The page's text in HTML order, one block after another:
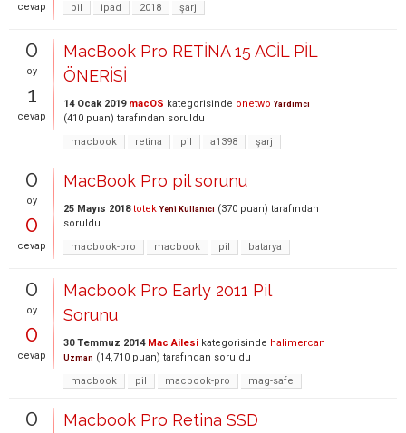
cevap
pil
ipad 2018 şarj
0
oy
1
cevap
MacBook Pro RETİNA 15 ACİL PİL
ÖNERİSİ
14 Ocak 2019 macOS kategorisinde onetwo Yardımcı
(410 puan) tarafından soruldu
macbook
retina pil a1398 şarj
0
oy
0
cevap
MacBook Pro pil sorunu
25 Mayıs 2018 totek Yeni Kullanıcı (370 puan) tarafından
soruldu
macbook-pro
macbook pil batarya
0
oy
0
cevap
Macbook Pro Early 2011 Pil
Sorunu
30 Temmuz 2014 Mac Ailesi kategorisinde halimercan
Uzman (14,710 puan) tarafından soruldu
macbook
pil macbook-pro mag-safe
0
Macbook Pro Retina SSD